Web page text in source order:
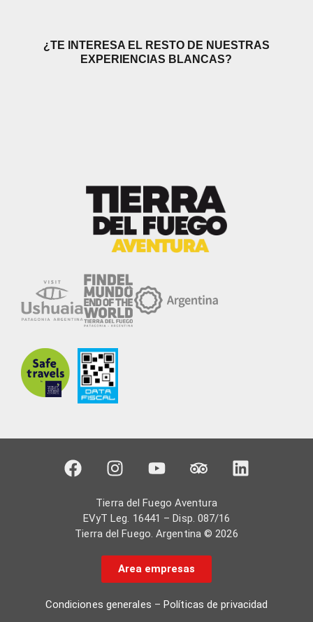
¿TE INTERESA EL RESTO DE NUESTRAS
EXPERIENCIAS BLANCAS?
Tierra del Fuego Aventura
EVyT Leg. 16441 – Disp. 087/16
Tierra del Fuego. Argentina © 2026
Area empresas
Condiciones generales –Políticas de privacidad